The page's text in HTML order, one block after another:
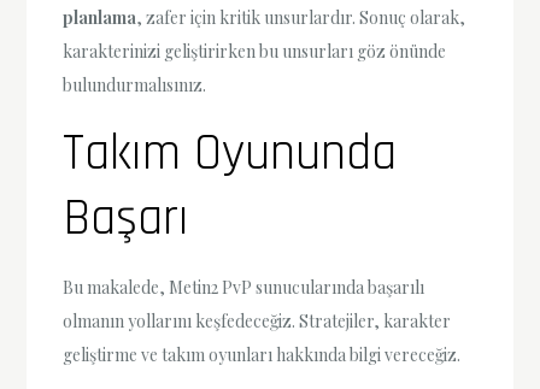
planlama, zafer için kritik unsurlardır. Sonuç olarak,
karakterinizi geliştirirken bu unsurları göz önünde
bulundurmalısınız.
Takım Oyununda
Başarı
Bu makalede, Metin2 PvP sunucularında başarılı
olmanın yollarını keşfedeceğiz. Stratejiler, karakter
geliştirme ve takım oyunları hakkında bilgi vereceğiz.